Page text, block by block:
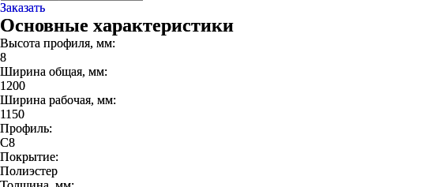
Заказать
Основные характеристики
Высота профиля, мм:
8
Ширина общая, мм:
1200
Ширина рабочая, мм:
1150
Профиль:
С8
Покрытие:
Полиэстер